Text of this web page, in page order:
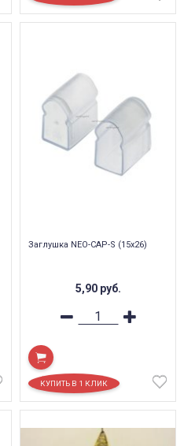
Заглушка NEO-CAP-S (15x26)
5,90 руб.